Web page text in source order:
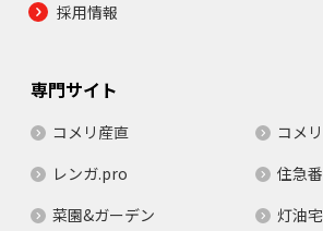
採用情報
専門サイト
コメリ産直
コメ
レンガ.pro
住急番
菜園&ガーデン
灯油